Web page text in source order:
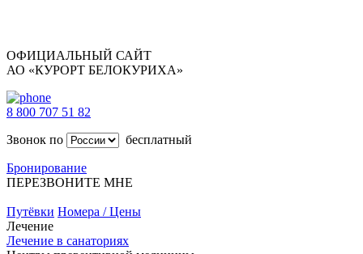
ОФИЦИАЛЬНЫЙ САЙТ
АО «КУРОРТ БЕЛОКУРИХА»
8 800 707 51 82
Звонок по
бесплатный
Бронирование
ПЕРЕЗВОНИТЕ МНЕ
Путёвки Номера / Цены
Лечение
Лечение в санаториях